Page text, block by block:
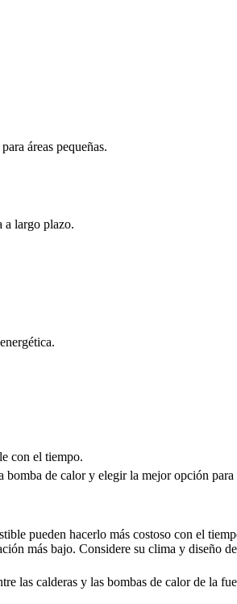
áreas pequeñas.
a largo plazo.
con el tiempo.
bomba de calor y elegir la mejor opción
pueden hacerlo más costoso con el
más bajo. Considere su clima y diseño
las calderas y las bombas de calor de la